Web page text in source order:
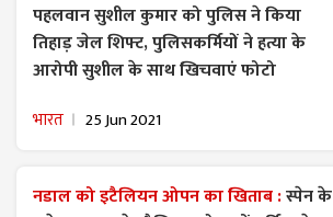
पहलवान सुशील कुमार को पुलिस ने किया
तिहाड़ जेल शिफ्ट, पुलिसकर्मियों ने हत्या के
आरोपी सुशील के साथ खिचवाएं फोटो
भारत 25 Jun 2021
नडाल को इटैलियन ओपन का खिताब :स्पेन के